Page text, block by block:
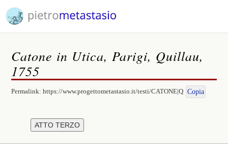
Catone in Utica, Parigi, Quillau,
1755
Permalink:https://www.progettometastasio.it/testi/CATONE|Q Copia